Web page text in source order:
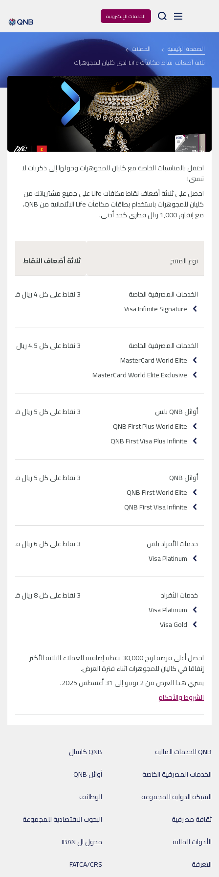
الخدمات الإلكترونية Arama
الصفحة الرئيسية
الحملات
ثلاثة أضعاف نقاط مكافآت Life لدى كليان للمجوهرات
احتفل بالمناسبات الخاصة مع كليان للمجوهرات وحولها إلى ذكريات لا
تنسى!
احصل على ثلاثة أضعاف نقاط مكافآت Life على جميع مشترياتك من
كليان للمجوهرات باستخدام بطاقات مكافآت Life الائتمانية من QNB،
مع إنفاق 1,000 ريال قطري كحد أدنى.
نوع المنتج ثلاثة أضعاف النقاط
الخدمات المصرفية الخاصة
Visa Infinite Signature
3 نقاط على كل 4 ريال قطري يتم انفاقه
الخدمات المصرفية الخاصة
MasterCard World Elite
MasterCard World Elite Exclusive
3 نقاط على كل 4.5 ريال قطري يتم انفاقه
أوائل QNB بلس
QNB First Plus World Elite
QNB First Visa Plus Infinite
3 نقاط على كل 5 ريال قطري يتم انفاقه
أوائل QNB
QNB First World Elite
QNB First Visa Infinite
3 نقاط على كل 5 ريال قطري يتم انفاقه
خدمات الأفراد بلس
Visa Platinum
3 نقاط على كل 6 ريال قطري يتم انفاقه
خدمات الأفراد
Visa Platinum
Visa Gold
3 نقاط على كل 8 ريال قطري يتم انفاقه
احصل أعلى فرصة لربح 30,000 نقطة إضافية للعملاء الثلاثة الأكثر
إنفاقا في كاليان للمجوهرات اثناء فترة العرض.
يسري هذا العرض من 2 يونيو إلى 31 أغسطس 2025.
الشروط والأحكام
QNB كابيتال
QNB للخدمات المالية
أوائل QNB
الخدمات المصرفية الخاصة
الوظائف
الشبكة الدولية للمجموعة
البحوث الاقتصادية للمجموعة
ثقافة مصرفية
محول ال IBAN
الأدوات المالية
FATCA/CRS
التعرفة